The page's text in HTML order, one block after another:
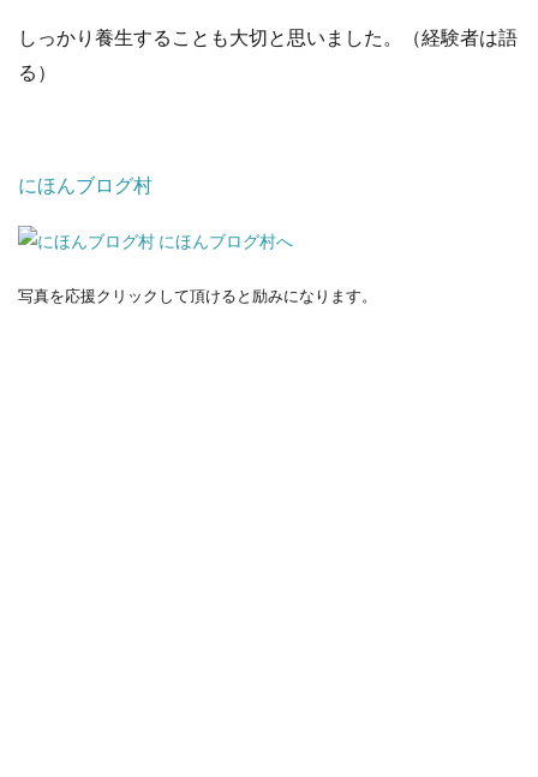
しっかり養生することも大切と思いました。（経験者は語
る）
にほんブログ村
写真を応援クリックして頂けると励みになります。